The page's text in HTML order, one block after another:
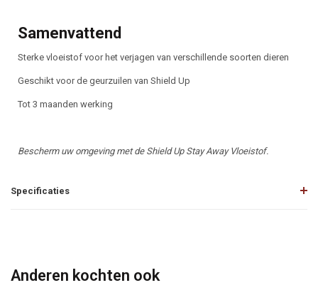
Samenvattend
Sterke vloeistof voor het verjagen van verschillende soorten dieren
Geschikt voor de geurzuilen van Shield Up
Tot 3 maanden werking
Bescherm uw omgeving met de Shield Up Stay Away Vloeistof.
Specificaties
Anderen kochten ook